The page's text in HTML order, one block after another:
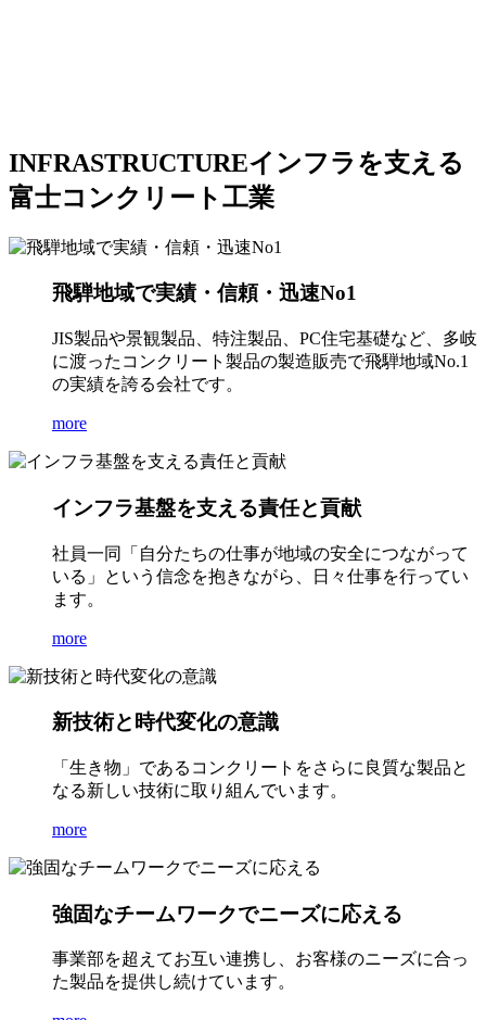
INFRASTRUCTUREインフラを支える
富士コンクリート工業
飛騨地域で実績・信頼・迅速No1
JIS製品や景観製品、特注製品、PC住宅基礎など、多岐
に渡ったコンクリート製品の製造販売で飛騨地域No.1
の実績を誇る会社です。
more
インフラ基盤を支える責任と貢献
社員一同「自分たちの仕事が地域の安全につながって
いる」という信念を抱きながら、日々仕事を行ってい
ます。
more
新技術と時代変化の意識
「生き物」であるコンクリートをさらに良質な製品と
なる新しい技術に取り組んでいます。
more
強固なチームワークでニーズに応える
事業部を超えてお互い連携し、お客様のニーズに合っ
た製品を提供し続けています。